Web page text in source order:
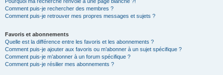
Comment puis-je rechercher des membres ?
Comment puis-je retrouver mes propres messages et sujets ?
Favoris et abonnements
Quelle est la différence entre les favoris et les abonnements ?
Comment puis-je ajouter aux favoris ou m’abonner à un sujet spécifique ?
Comment puis-je m’abonner à un forum spécifique ?
Comment puis-je résilier mes abonnements ?